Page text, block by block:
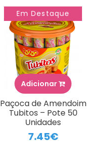
Em Destaque
Adicionar
Paçoca de Amendoim
Tubitos – Pote 50
Unidades
7.45€